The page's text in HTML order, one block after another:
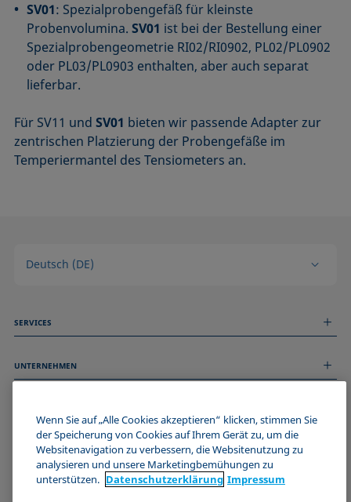
SV01: Spezialprobengefäß für kleinste
Probenvolumina.SV01 ist bei der Bestellung einer
Spezialprobengeometrie RI02/RI0902, PL02/PL0902
oder PL03/PL0903 enthalten, aber auch separat
lieferbar.
Für SV11 undSV01 bieten wir passende Adapter zur
zentrischen Platzierung der Probengefäße im
Temperiermantel des Tensiometers an.
Deutsch (DE)
SERVICES
Technischer Service
UNTERNEHMEN
Stellenangebote
Events
Impressum
Datenschutzerklärung
Cookie-Richtlinie
WERDE TEIL DER KRÜSS COMMUNITY
Wenn Sie auf „Alle Cookies akzeptieren“ klicken, stimmen Sie
der Speicherung von Cookies auf Ihrem Gerät zu, um die
Websitenavigation zu verbessern, die Websitenutzung zu
analysieren und unsere Marketingbemühungen zu
unterstützen. Datenschutz­erklärung Impressum